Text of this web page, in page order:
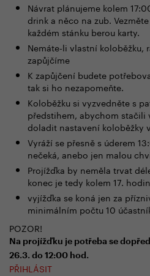
Návrat plánujeme kolem
drink a něco na zub.
každém stánku berou karty.
Nemáte-li vlastní koloběžku,
zapůjčíme
K zapůjčení budete
tak si ho nezapomeňte.
Koloběžku si vyzvedněte s
předstihem, abychom
doladit nastavení koloběžky
Vyráží se přesně s úderem
nečeká, anebo jen malou
Projížďka by neměla trvat
konec je tedy kolem 17.
vyjížďka se koná jen za
minimálním počtu 10
POZOR!
Na projížďku je potřeba se
26.3. do 12:00 hod.
PŘIHLÁSIT